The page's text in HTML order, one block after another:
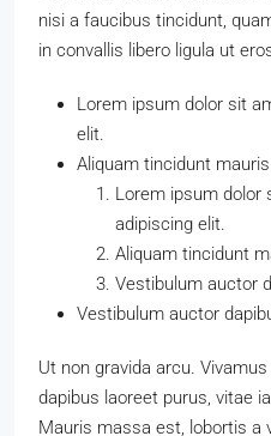
nisi a faucibus tincidunt,
in convallis libero ligula ut
Lorem ipsum dolor sit
elit.
Aliquam tincidunt
Lorem ipsum dolor
adipiscing elit.
Aliquam tincidunt
Vestibulum auctor
Vestibulum auctor
Ut non gravida arcu.
dapibus laoreet purus, vitae
Mauris massa est, lobortis a